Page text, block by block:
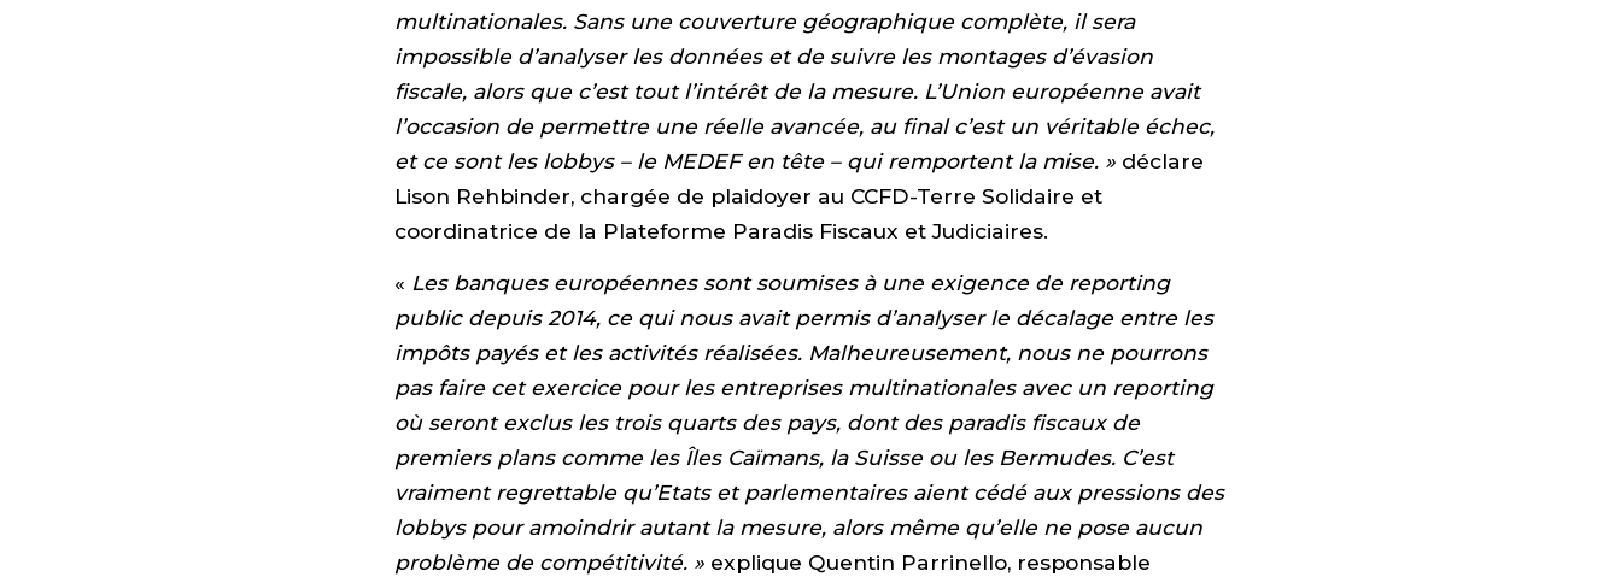
multinationales. Sans une couverture géographique complète, il sera
impossible d’analyser les données et de suivre les montages d’évasion
fiscale, alors que c’est tout l’intérêt de la mesure. L’Union européenne avait
l’occasion de permettre une réelle avancée, au final c’est un véritable échec,
et ce sont les lobbys – le MEDEF en tête – qui remportent la mise. » déclare
Lison Rehbinder, chargée de plaidoyer au CCFD-Terre Solidaire et
coordinatrice de la Plateforme Paradis Fiscaux et Judiciaires.
« Les banques européennes sont soumises à une exigence de reporting
public depuis 2014, ce qui nous avait permis d’analyser le décalage entre les
impôts payés et les activités réalisées. Malheureusement, nous ne pourrons
pas faire cet exercice pour les entreprises multinationales avec un reporting
où seront exclus les trois quarts des pays, dont des paradis fiscaux de
premiers plans comme les Îles Caïmans, la Suisse ou les Bermudes. C’est
vraiment regrettable qu’Etats et parlementaires aient cédé aux pressions des
lobbys pour amoindrir autant la mesure, alors même qu’elle ne pose aucun
problème de compétitivité. » explique Quentin Parrinello, responsable